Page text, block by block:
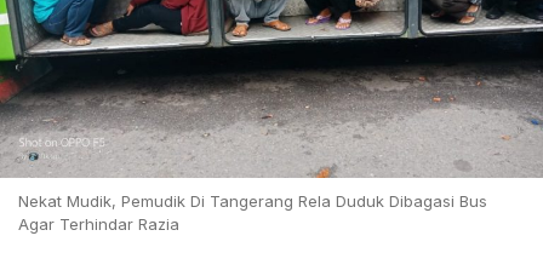
Nekat Mudik, Pemudik Di Tangerang Rela Duduk Dibagasi Bus
Agar Terhindar Razia